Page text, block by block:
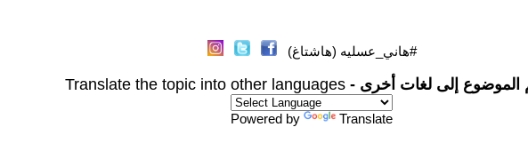
#هاني_عسليه (هاشتاغ)
الموضوع إلى لغات أخرى - Translate the topic into other languages
Powered by Translate